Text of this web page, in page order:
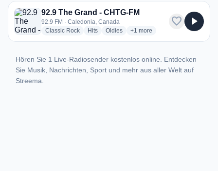
1 Radiosender aus Caledonia
92.9 The Grand - CHTG-FM
92.9 FM · Caledonia, Canada
Classic Rockradio stations
Hitsradio stations
Oldiesradio stations
+1 more genres for 92.9 The
more
favorite play_arrow
Hören Sie 1 Live-Radiosender kostenlos online. Entdecken
Sie Musik, Nachrichten, Sport und mehr aus aller Welt auf
Streema.